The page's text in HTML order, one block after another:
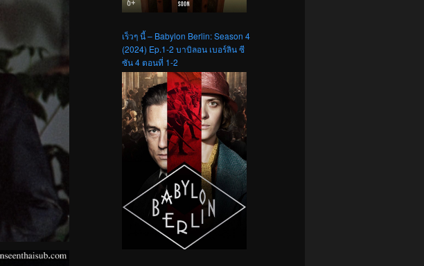
เร็วๆ นี้ – Babylon Berlin: Season 4
(2024) Ep.1-2 บาบิลอน เบอร์ลิน ซี
ซัน 4 ตอนที่ 1-2